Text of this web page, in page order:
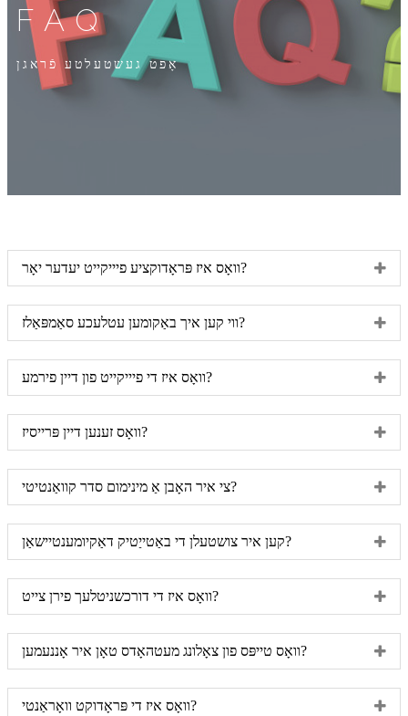
FAQ
אָפט געשטעלטע פֿראגן
וואָס איז פּראָדוקציע פיייקייט יעדער יאָר?
ווי קען איך באַקומען עטלעכע סאַמפּאַלז?
וואָס איז די פיייקייט פון דיין פירמע?
וואָס זענען דיין פּרייסיז?
צי איר האָבן אַ מינימום סדר קוואַנטיטי?
קען איר צושטעלן די באַטייַטיק דאַקיומענטיישאַן?
וואָס איז די דורכשניטלעך פירן צייט?
וואָס טייפּס פון צאָלונג מעטהאָדס טאָן איר אָננעמען?
וואָס איז די פּראָדוקט וואָראַנטי?